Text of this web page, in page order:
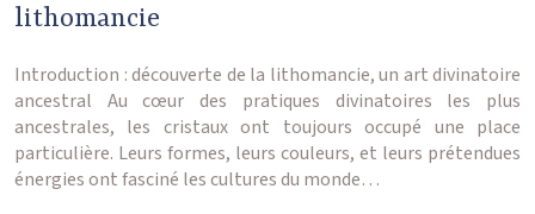
lithomancie
Introduction : découverte de la lithomancie, un art divinatoire
ancestral Au cœur des pratiques divinatoires les plus
ancestrales, les cristaux ont toujours occupé une place
particulière. Leurs formes, leurs couleurs, et leurs prétendues
énergies ont fasciné les cultures du monde…